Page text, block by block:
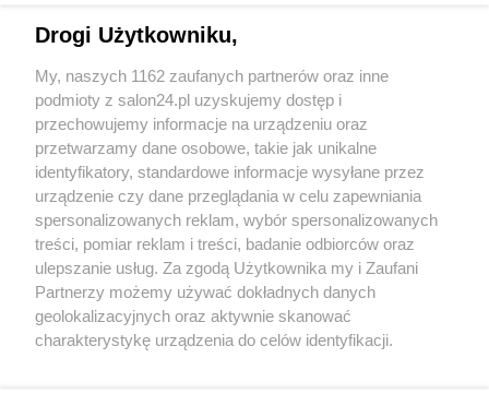
Sport
Społeczeństwo
Kultura
X Facebook Instagram Youtube
Drogi Użytkowniku,
My, naszych 1162 zaufanych partnerów oraz inne
podmioty z salon24.pl uzyskujemy dostęp i
przechowujemy informacje na urządzeniu oraz
przetwarzamy dane osobowe, takie jak unikalne
identyfikatory, standardowe informacje wysyłane przez
urządzenie czy dane przeglądania w celu zapewniania
spersonalizowanych reklam, wybór spersonalizowanych
treści, pomiar reklam i treści, badanie odbiorców oraz
ulepszanie usług. Za zgodą Użytkownika my i Zaufani
Partnerzy możemy używać dokładnych danych
geolokalizacyjnych oraz aktywnie skanować
charakterystykę urządzenia do celów identyfikacji.